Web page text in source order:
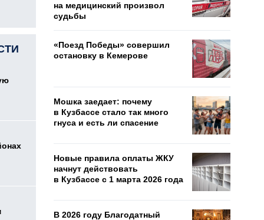
на медицинский произвол
судьбы
«Поезд Победы» совершил
остановку в Кемерове
Мошка заедает: почему
в Кузбассе стало так много
гнуса и есть ли спасение
Новые правила оплаты ЖКУ
начнут действовать
в Кузбассе с 1 марта 2026 года
В 2026 году Благодатный